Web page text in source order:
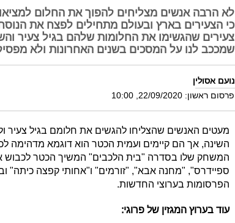
לא הרבה אנשים מצליחים להפוך את החלום
כי הצעירים בארץ ובעולם מתחילים לפצח את
צעירים שהגשימו את החלומות שלהם בגיל צעיר
שמככב לנו על המסכים בשנים האחרונות ולא
נועם אסולין
פרסום ראשון: 22/09/2020, 10:00
מעטים האנשים שהצליחו להגשים את חלומם בגיל צעיר
השינה, אך הם קיימים ועמית הכטר הוא דוגמא מדהימה
המשחק שלו בסדרה "בית הלכבים" המשיך הכטר לכבוש
ספיידרס", "מחנה אבא", "זורמים" ו"אחותי קפצה כיתה"
הפרסומות בערוצי החדשות.
עוד בערוץ המגזין של פרוגי: